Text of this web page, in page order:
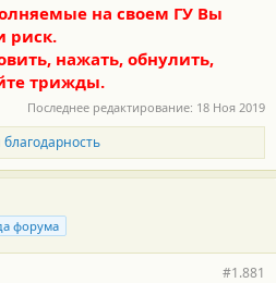
на своем ГУ Вы
риск.
нажать, обнулить,
трижды.
Последнее редактирование: 18 Ноя 2019
форума
#1.881